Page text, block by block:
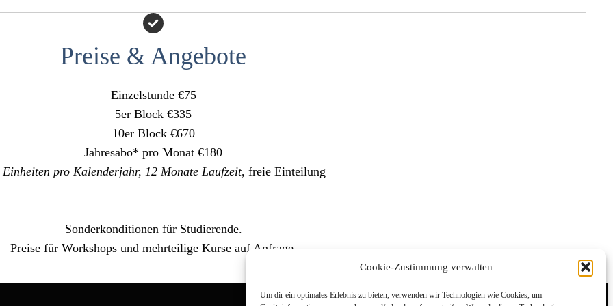
Cookie-Zustimmung verwalten
Um dir ein optimales Erlebnis zu bieten, verwenden wir Technologien wie Cookies, um
Preise & Angebote
Einzelstunde €75
5er Block €335
10er Block €670
Jahresabo* pro Monat €180
pro Kalenderjahr, 12 Monate Laufzeit, freie Einteilung
Sonderkonditionen für Studierende.
Preise für Workshops und mehrteilige Kurse auf Anfrage.